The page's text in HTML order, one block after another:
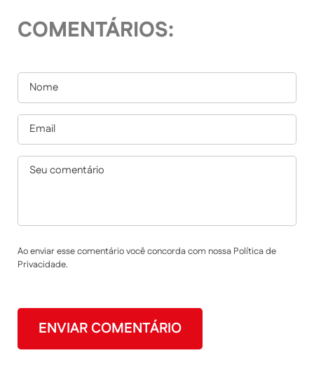
COMENTÁRIOS:
Ao enviar esse comentário você concorda com nossa Política de
Privacidade.